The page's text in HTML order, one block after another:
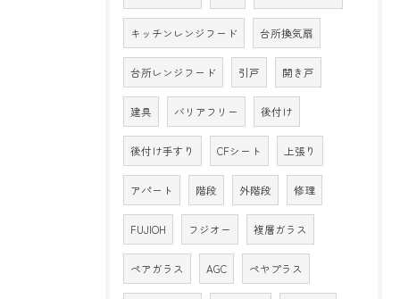
キッチンレンジフード 台所換気扇
台所レンジフード 引戸 開き戸
建具 バリアフリー 後付け
後付け手すり CFシート 上張り
アパート 階段 外階段 修理
FUJIOH フジオー 複層ガラス
ペアガラス AGC ペヤプラス